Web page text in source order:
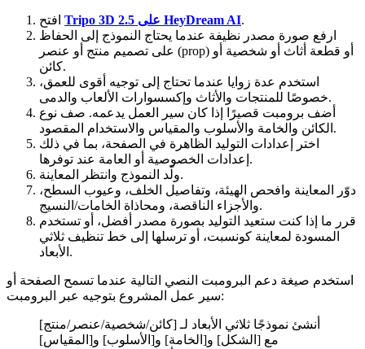
Tripo 3D 2.5 على HeyDream AI.
ارفع صورة مصدر نظيفة عندما يحتاج النموذج إلى الحفاظ
على تصميم منتج أو عنصر (prop) أو قطعة أثاث أو شخصية أو
كائن.
استخدم عدة زوايا عندما تحتاج إلى توجيه أقوى للعمق،
خصوصًا للمنتجات والأثاث وإكسسوارات الألعاب والدمى.
أضف برومبت قصيرًا إذا كان سير العمل يدعمه. صف نوع
الكائن والخامة والأسلوب والمقياس والاستخدام المقصود.
اختر إعدادات التوليد الظاهرة في الصفحة، بما في ذلك
إعدادات الخصوصية أو العامة عند توفرها.
ولّد النموذج وانتظر المعاينة.
دوّر المعاينة وافحص الهيئة، وتفاصيل الخلف، وعيوب السطح،
والأجزاء الناقصة، ومحاذاة الخامات/النسيج.
قرر ما إذا كنت ستعيد التوليد بصورة مصدر أفضل، أو تستخدم
المسودة لمعاينة كونسبت، أو ترسلها إلى خط تنظيف ثلاثي
الأبعاد.
استخدم صيغة دعم البرومبت النصي التالية عندما تسمح الصفحة أو
سير عمل المشروع بتوجيه عبر البرومبت:
أنشئ نموذجًا ثلاثي الأبعاد لـ [كائن/شخصية/عنصر/منتج]
مع [الشكل] و[الخامة] و[الأسلوب] و[المقياس]